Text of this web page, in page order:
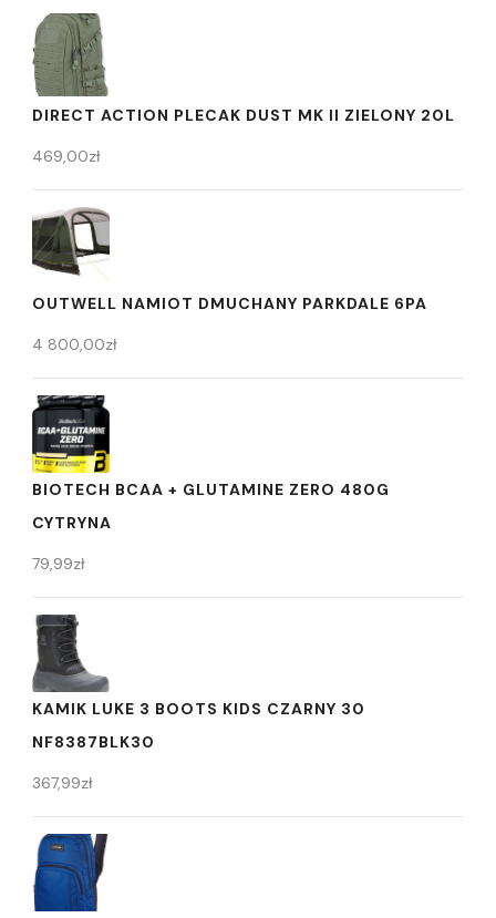
DIRECT ACTION PLECAK DUST MK II ZIELONY 20L
469,00zł
OUTWELL NAMIOT DMUCHANY PARKDALE 6PA
4 800,00zł
BIOTECH BCAA + GLUTAMINE ZERO 480G
CYTRYNA
79,99zł
KAMIK LUKE 3 BOOTS KIDS CZARNY 30
NF8387BLK30
367,99zł